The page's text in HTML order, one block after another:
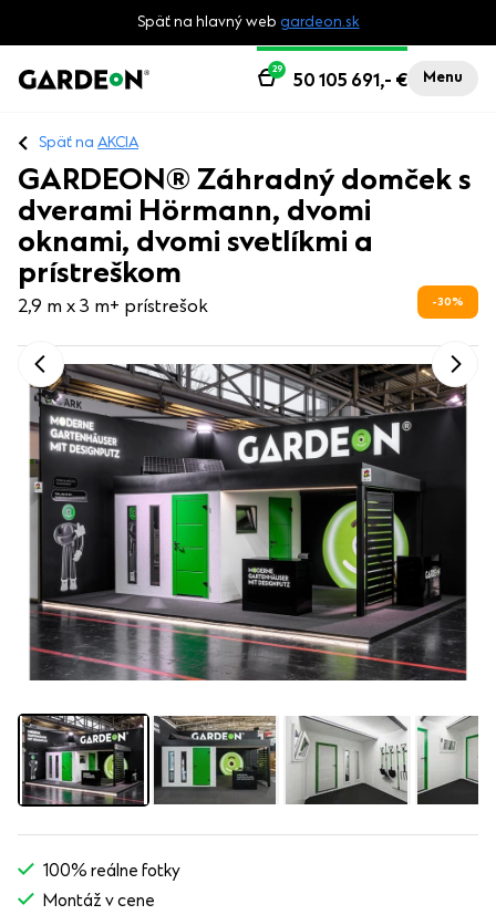
Späť na hlavný web gardeon.sk
Menu
50 105 691,- €
29
Späť na AKCIA
GARDEON® Záhradný domček s
dverami Hörmann, dvomi
oknami, dvomi svetlíkmi a
prístreškom
2,9 m x 3 m+ prístrešok 30%
100% reálne fotky
Montáž v cene